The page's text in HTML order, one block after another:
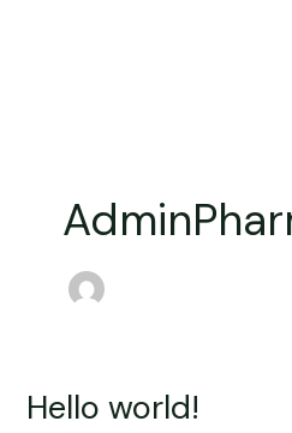
Hello world!
Hello